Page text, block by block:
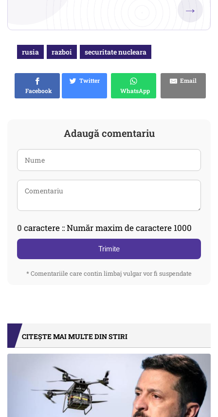
→
rusia razboi securitate nucleara
Facebook
Twitter
WhatsApp
Email
Adaugă comentariu
0 caractere :: Număr maxim de caractere 1000
Trimite
* Comentariile care contin limbaj vulgar vor fi suspendate
CITEȘTE MAI MULTE DIN STIRI